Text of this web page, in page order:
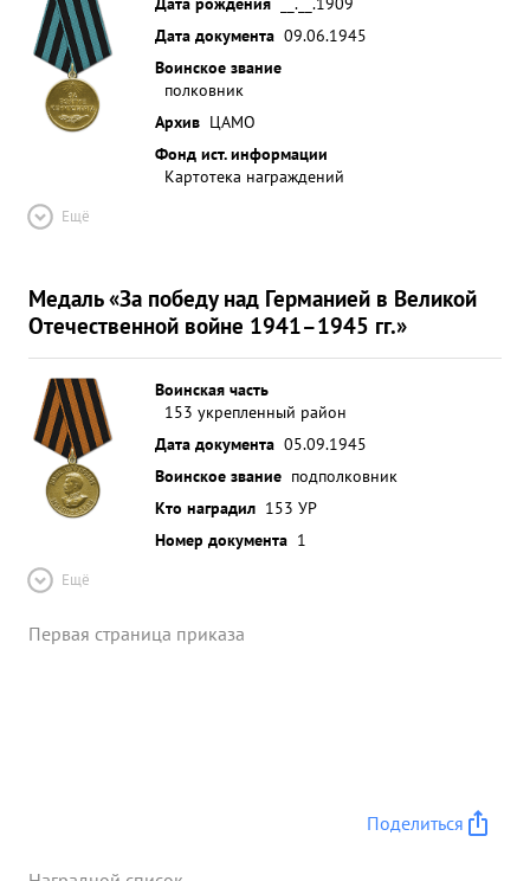
Дата документа 09.06.1945
Воинское звание
полковник
Архив ЦАМО
Фонд ист. информации
Картотека награждений
Ещё
Медаль «За победу над Германией в Великой
Отечественной войне 1941–1945 гг.»
Воинская часть
153 укрепленный район
Дата документа 05.09.1945
Воинское звание подполковник
Кто наградил 153 УР
Номер документа 1
Ещё
Первая страница приказа
Поделиться